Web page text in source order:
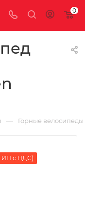
0
— Горные велосипеды
ИП с НДС)